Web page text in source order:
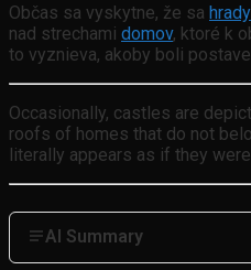
Občas sa vyskytne, že sa hrady
nad strechami domov, ktoré k
to vyznieva, akoby boli
Occasionally, castles are
roofs of homes that do not
literally appears as if they
AI Summary